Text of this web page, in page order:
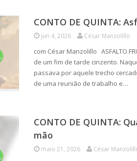
CONTO DE QUINTA:
jun 4, 2026 César Manzolillo
com César Manzolillo ASFALTO
de um fim de tarde cinzento.
passava por aquele trecho
de uma reunião de trabalho e…
CONTO DE QUINTA:
mão
maio 21, 2026 César